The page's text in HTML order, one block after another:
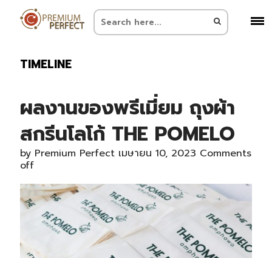
TIMELINE
ผลงานของพรีเมี่ยม ถุงผ้า
สกรีนโลโก้ THE POMELO
by Premium Perfect เมษายน 10, 2023 Comments
off